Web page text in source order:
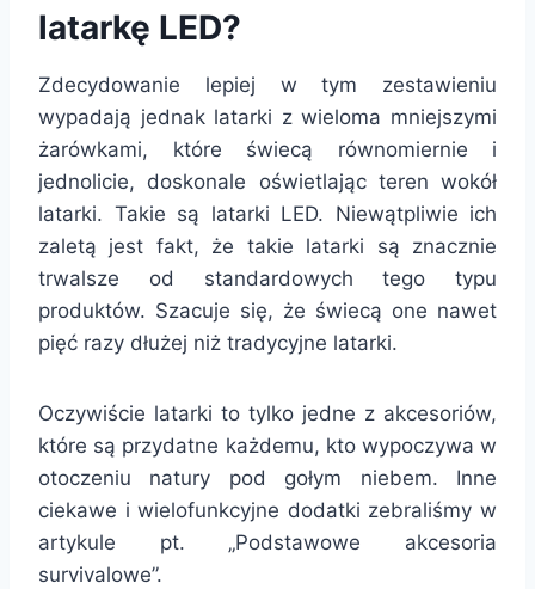
latarkę LED?
Zdecydowanie lepiej w tym zestawieniu
wypadają jednak latarki z wieloma mniejszymi
żarówkami, które świecą równomiernie i
jednolicie, doskonale oświetlając teren wokół
latarki. Takie są latarki LED. Niewątpliwie ich
zaletą jest fakt, że takie latarki są znacznie
trwalsze od standardowych tego typu
produktów. Szacuje się, że świecą one nawet
pięć razy dłużej niż tradycyjne latarki.
Oczywiście latarki to tylko jedne z akcesoriów,
które są przydatne każdemu, kto wypoczywa w
otoczeniu natury pod gołym niebem. Inne
ciekawe i wielofunkcyjne dodatki zebraliśmy w
artykule pt. „Podstawowe akcesoria
survivalowe”.